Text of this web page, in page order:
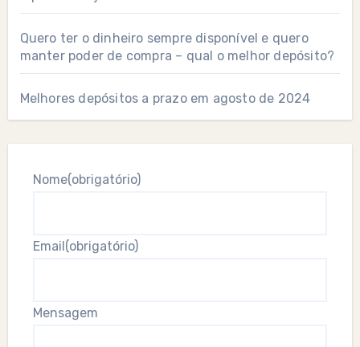
Quero ter o dinheiro sempre disponível e quero
manter poder de compra – qual o melhor depósito?
Melhores depósitos a prazo em agosto de 2024
Nome(obrigatório)
Email (obrigatório)
Mensagem